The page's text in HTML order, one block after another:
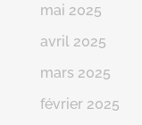
mai 2025
avril 2025
mars 2025
février 2025